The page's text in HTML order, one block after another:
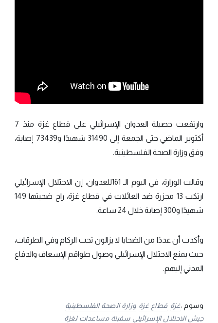
وارتفعت حصيلة العدوان الإسرائيلي على قطاع غزة منذ 7
أكتوبر الماضي حتى الجمعة إلى 31490 شهيدًا و73439 إصابة،
وفق وزارة الصحة الفلسطينية.
وقالت الوزارة، في اليوم الـ 161للعدوان، إن الاحتلال الإسرائيلي
ارتكب 13 مجزرة ضد العائلات في قطاع غزة، راح ضحيتها 149
شهيدًا و300 إصابة خلال 24 ساعة.
وأكدت أن عددًا من الضحايا لا يزالون تحت الركام وفي الطرقات،
حيث يمنع الاحتلال الإسرائيلي وصول طواقم الإسعاف والدفاع
المدني إليهم.
وسوم :غزة قطاع غزة وزارة الصحة الفلسطينية
جيش الاحتلال الإسرائيلي سفينة مساعدات لغزة